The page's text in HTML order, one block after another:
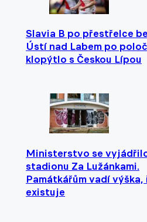
Slavia B po přestřelce
Ústí nad Labem po
klopýtlo s Českou Lípou
Ministerstvo se
stadionu Za Lužánkami.
Památkářům vadí výška,
existuje